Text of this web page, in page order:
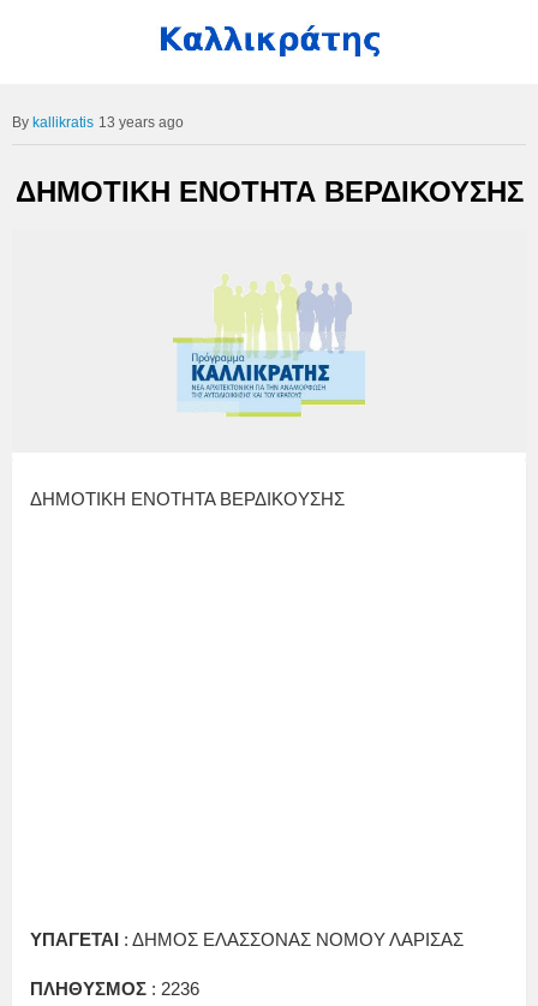
kallikratis 13 years ago
ΔΗΜΟΤΙΚΗ ΕΝΟΤΗΤΑ ΒΕΡΔΙΚΟΥΣΗΣ
ΔΗΜΟΤΙΚΗ ΕΝΟΤΗΤΑ ΒΕΡΔΙΚΟΥΣΗΣ
ΥΠΑΓΕΤΑΙ : ΔΗΜΟΣ ΕΛΑΣΣΟΝΑΣ ΝΟΜΟΥ ΛΑΡΙΣΑΣ
ΠΛΗΘΥΣΜΟΣ : 2236